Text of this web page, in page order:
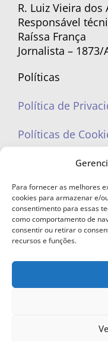
Para fornecer as melhores
cookies para armazenar e/
consentimento para essas
como comportamento de
consentir ou retirar o
recursos e funções.
R. Luiz Vieira
Responsável
Raíssa França
Jornalista – 1873/
Políticas
Política de
Políticas de
© Copyright 2023 - Todos